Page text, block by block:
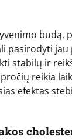
būdą,
pasirodyti jau
stabilų ir
reikia
efektas